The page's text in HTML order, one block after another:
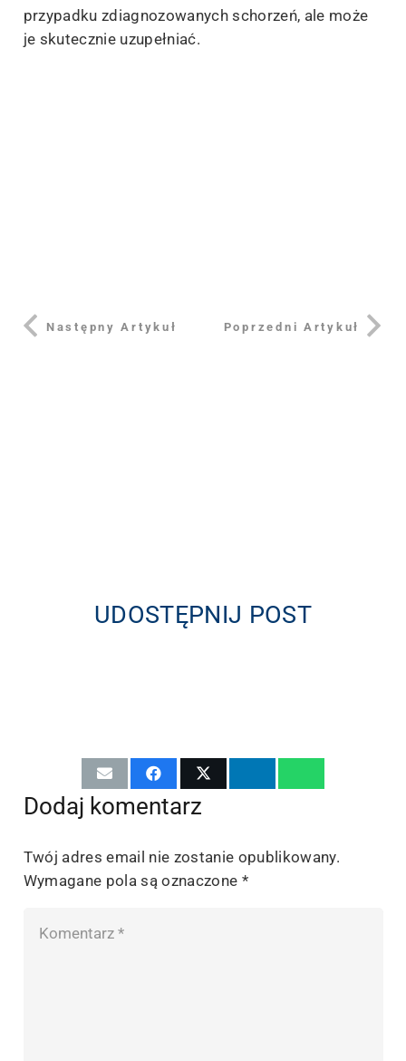
przypadku zdiagnozowanych schorzeń, ale może
je skutecznie uzupełniać.
Następny Artykuł Poprzedni Artykuł
UDOSTĘPNIJ POST
Dodaj komentarz
Twój adres email nie zostanie opublikowany.
Wymagane pola są oznaczone *